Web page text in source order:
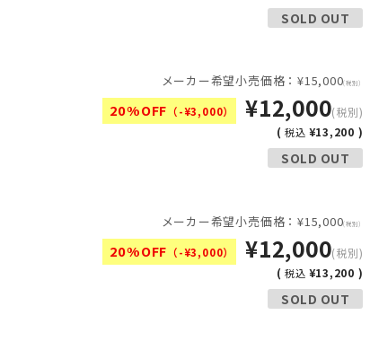
SOLD OUT
メーカー希望小売価格：¥15,000(税別)
20%OFF （-¥3,000） ¥12,000(税別)
(税込 ¥13,200 )
SOLD OUT
メーカー希望小売価格：¥15,000(税別)
20%OFF （-¥3,000） ¥12,000(税別)
(税込 ¥13,200 )
SOLD OUT